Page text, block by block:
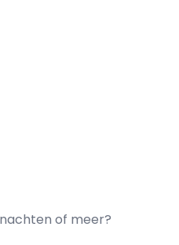
of meer?